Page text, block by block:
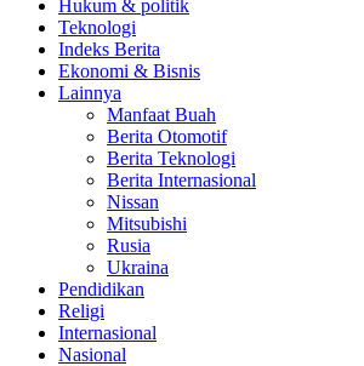
Hukum & politik
Teknologi
Indeks Berita
Ekonomi & Bisnis
Lainnya
Manfaat Buah
Berita Otomotif
Berita Teknologi
Berita Internasional
Nissan
Mitsubishi
Rusia
Ukraina
Pendidikan
Religi
Internasional
Nasional